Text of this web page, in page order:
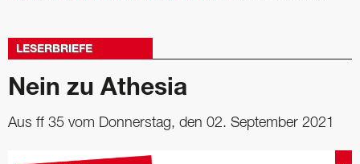
LESERBRIEFE
Nein zu Athesia
Aus ff 35 vom Donnerstag, den 02. September 2021